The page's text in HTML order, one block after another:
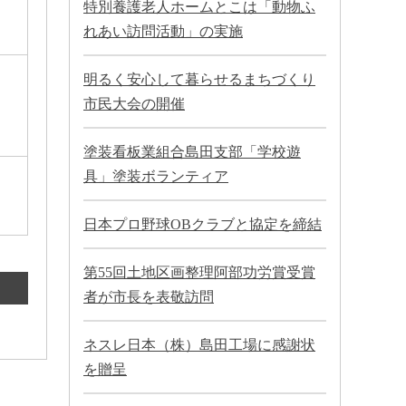
特別養護老人ホームとこは「動物ふ
れあい訪問活動」の実施
明るく安心して暮らせるまちづくり
市民大会の開催
塗装看板業組合島田支部「学校遊
具」塗装ボランティア
日本プロ野球OBクラブと協定を締結
第55回土地区画整理阿部功労賞受賞
者が市長を表敬訪問
ネスレ日本（株）島田工場に感謝状
を贈呈